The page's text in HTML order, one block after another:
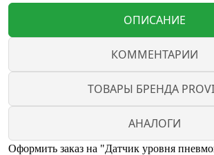
ОПИСАНИЕ
КОММЕНТАРИИ
ТОВАРЫ БРЕНДА
АНАЛОГИ
Оформить заказ на "Датчик уровня